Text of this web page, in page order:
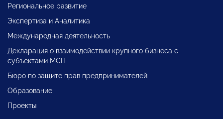
Региональное развитие
Экспертиза и Аналитика
Международная деятельность
Декларация о взаимодействии крупного бизнеса с
субъектами МСП
Бюро по защите прав предпринимателей
Образование
Проекты